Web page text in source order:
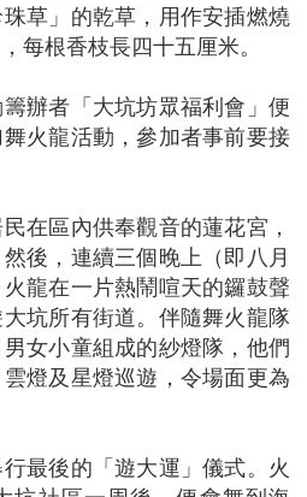
草」的乾草，用作安插燃燒
每根香枝長四十五厘米。
辦者「大坑坊眾福利會」便
火龍活動，參加者事前要接
在區內供奉觀音的蓮花宮，
後，連續三個晚上（即八月
龍在一片熱鬧喧天的鑼鼓聲
坑所有街道。伴隨舞火龍隊
女小童組成的紗燈隊，他們
燈及星燈巡遊，令場面更為
最後的「遊大運」儀式。火